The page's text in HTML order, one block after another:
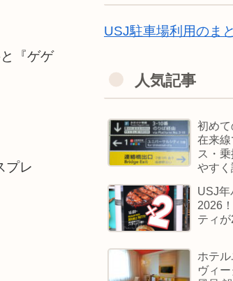
『ゲゲ
プレ
USJ駐車場利用のま
人気記事
初め
在来
ス・
やすく
USJ年
2026
ティ
ホテ
ヴィ